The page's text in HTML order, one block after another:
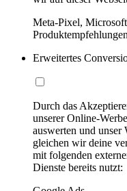
Meta-Pixel,
Erweitertes
Durch das
unserer Online-
auswerten und unser
gleichen wir deine
mit folgenden
Dienste bereits nutzt: